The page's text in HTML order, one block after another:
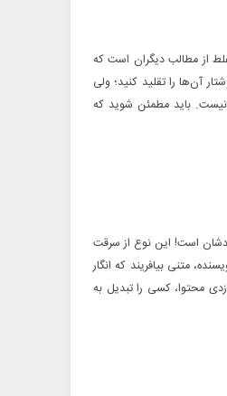
غلط از مطالب دیگران است که
آن‌ها را تقلید کنید؛ ولی
نیست. باید مطمئن شوید که
است! این نوع از سرقت
متنی بیافریند که انگار
محتوا، کسی را تبدیل به